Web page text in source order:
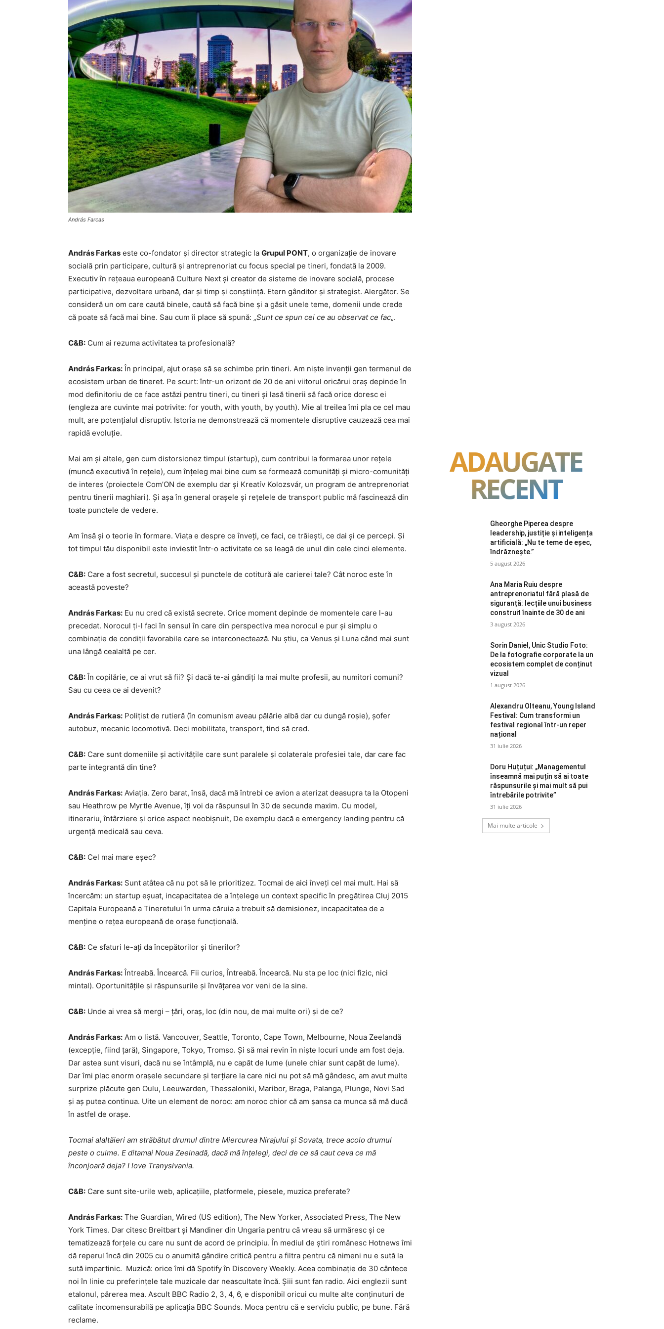
András Farcas
András Farkas este co-fondator și director strategic la Grupul PONT, o organizație de inovare
socială prin participare, cultură și antreprenoriat cu focus special pe tineri, fondată la 2009.
Executiv în rețeaua europeană Culture Next și creator de sisteme de inovare socială, procese
participative, dezvoltare urbană, dar și timp și conștiință. Etern gânditor și strategist. Alergător. Se
consideră un om care caută binele, caută să facă bine și a găsit unele teme, domenii unde crede
că poate să facă mai bine. Sau cum îi place să spună: „Sunt ce spun cei ce au observat ce fac„.
C&B: Cum ai rezuma activitatea ta profesională?
András Farkas: În principal, ajut orașe să se schimbe prin tineri. Am niște invenții gen termenul de
ecosistem urban de tineret. Pe scurt: într-un orizont de 20 de ani viitorul oricărui oraș depinde în
mod definitoriu de ce face astăzi pentru tineri, cu tineri și lasă tinerii să facă orice doresc ei
(engleza are cuvinte mai potrivite: for youth, with youth, by youth). Mie al treilea îmi pla ce cel mau
mult, are potențialul disruptiv. Istoria ne demonstrează că momentele disruptive cauzează cea mai
rapidă evoluție.
Mai am și altele, gen cum distorsionez timpul (startup), cum contribui la formarea unor rețele
(muncă executivă în rețele), cum înțeleg mai bine cum se formează comunități și micro-comunități
de interes (proiectele Com’ON de exemplu dar și Kreatív Kolozsvár, un program de antreprenoriat
pentru tinerii maghiari). Și așa în general orașele și rețelele de transport public mă fascinează din
toate punctele de vedere.
Am însă și o teorie în formare. Viața e despre ce înveți, ce faci, ce trăiești, ce dai și ce percepi. Și
tot timpul tău disponibil este inviestit într-o activitate ce se leagă de unul din cele cinci elemente.
C&B: Care a fost secretul, succesul și punctele de cotitură ale carierei tale? Cât noroc este în
această poveste?
András Farkas: Eu nu cred că există secrete. Orice moment depinde de momentele care l-au
precedat. Norocul ți-l faci în sensul în care din perspectiva mea norocul e pur și simplu o
combinație de condiții favorabile care se interconectează. Nu știu, ca Venus și Luna când mai sunt
una lângă cealaltă pe cer.
C&B: În copilărie, ce ai vrut să fii? Și dacă te-ai gândiți la mai multe profesii, au numitori comuni?
Sau cu ceea ce ai devenit?
András Farkas: Polițist de rutieră (în comunism aveau pălărie albă dar cu dungă roșie), șofer
autobuz, mecanic locomotivă. Deci mobilitate, transport, tind să cred.
C&B: Care sunt domeniile și activitățile care sunt paralele și colaterale profesiei tale, dar care fac
parte integrantă din tine?
András Farkas: Aviația. Zero barat, însă, dacă mă întrebi ce avion a aterizat deasupra ta la Otopeni
sau Heathrow pe Myrtle Avenue, îți voi da răspunsul în 30 de secunde maxim. Cu model,
itinerariu, întârziere și orice aspect neobișnuit, De exemplu dacă e emergency landing pentru că
urgență medicală sau ceva.
C&B: Cel mai mare eșec?
András Farkas: Sunt atâtea că nu pot să le prioritizez. Tocmai de aici înveți cel mai mult. Hai să
încercăm: un startup eșuat, incapacitatea de a înțelege un context specific în pregătirea Cluj 2015
Capitala Europeană a Tineretului în urma căruia a trebuit să demisionez, incapacitatea de a
menține o rețea europeană de orașe funcțională.
C&B: Ce sfaturi le-ați da începătorilor și tinerilor?
András Farkas: Întreabă. Încearcă. Fii curios, Întreabă. Încearcă. Nu sta pe loc (nici fizic, nici
mintal). Oportunitățile și răspunsurile și învățarea vor veni de la sine.
C&B: Unde ai vrea să mergi – țări, oraș, loc (din nou, de mai multe ori) și de ce?
András Farkas: Am o listă. Vancouver, Seattle, Toronto, Cape Town, Melbourne, Noua Zeelandă
(excepție, fiind țară), Singapore, Tokyo, Tromso. Și să mai revin în niște locuri unde am fost deja.
Dar astea sunt visuri, dacă nu se întâmplă, nu e capăt de lume (unele chiar sunt capăt de lume).
Dar îmi plac enorm orașele secundare și terțiare la care nici nu pot să mă gândesc, am avut multe
surprize plăcute gen Oulu, Leeuwarden, Thessaloniki, Maribor, Braga, Palanga, Plunge, Novi Sad
și aș putea continua. Uite un element de noroc: am noroc chior că am șansa ca munca să mă ducă
în astfel de orașe.
Tocmai alaltăieri am străbătut drumul dintre Miercurea Nirajului și Sovata, trece acolo drumul
peste o culme. E ditamai Noua Zeelnadă, dacă mă înțelegi, deci de ce să caut ceva ce mă
înconjoară deja? I love Tranyslvania.
C&B: Care sunt site-urile web, aplicațiile, platformele, piesele, muzica preferate?
András Farkas: The Guardian, Wired (US edition), The New Yorker, Associated Press, The New
York Times. Dar citesc Breitbart și Mandiner din Ungaria pentru că vreau să urmăresc și ce
tematizează forțele cu care nu sunt de acord de principiu. În mediul de știri românesc Hotnews îmi
dă reperul încă din 2005 cu o anumită gândire critică pentru a filtra pentru că nimeni nu e sută la
sută impartinic. Muzică: orice îmi dă Spotify în Discovery Weekly. Acea combinație de 30 cântece
noi în linie cu preferințele tale muzicale dar neascultate încă. Șiii sunt fan radio. Aici englezii sunt
etalonul, părerea mea. Ascult BBC Radio 2, 3, 4, 6, e disponibil oricui cu multe alte conținuturi de
calitate incomensurabilă pe aplicația BBC Sounds. Moca pentru că e serviciu public, pe bune. Fără
reclame.
ADAUGATE
RECENT
Gheorghe Piperea despre
leadership, justiție și inteligența
artificială: „Nu te teme de eșec,
îndrăznește.”
5 august 2026
Ana Maria Ruiu despre
antreprenoriatul fără plasă de
siguranță: lecțiile unui business
construit înainte de 30 de ani
3 august 2026
Sorin Daniel, Unic Studio Foto:
De la fotografie corporate la un
ecosistem complet de conținut
vizual
1 august 2026
Alexandru Olteanu, Young Island
Festival: Cum transformi un
festival regional într-un reper
național
31 iulie 2026
Doru Huțuțui: „Managementul
înseamnă mai puțin să ai toate
răspunsurile și mai mult să pui
întrebările potrivite”
31 iulie 2026
Mai multe articole